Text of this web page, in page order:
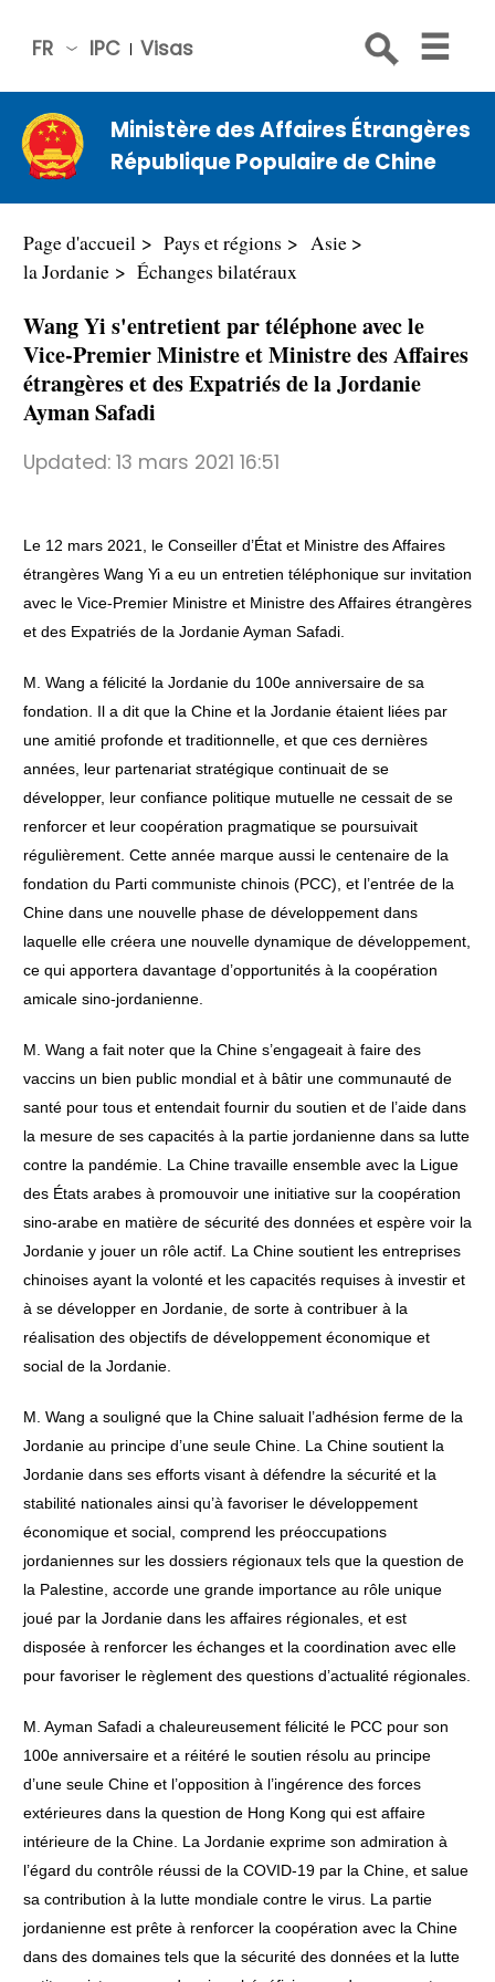
IPC Visas
FR
中文
Engli
sh
Русс
Espa
عربي
Ministère des Affaires Étrangères
République Populaire de Chine
Page d'accueil Pays et régions
Asie
la Jordanie
Échanges bilatéraux
Wang Yi s'entretient par téléphone avec le
Vice-Premier Ministre et Ministre des Affaires
étrangères et des Expatriés de la Jordanie
Ayman Safadi
Updated: 13 mars 2021 16:51
Le 12 mars 2021, le Conseiller d’État et Ministre des Affaires
étrangères Wang Yi a eu un entretien téléphonique sur invitation
avec le Vice-Premier Ministre et Ministre des Affaires étrangères
et des Expatriés de la Jordanie Ayman Safadi.
M. Wang a félicité la Jordanie du 100e anniversaire de sa
fondation. Il a dit que la Chine et la Jordanie étaient liées par
une amitié profonde et traditionnelle, et que ces dernières
années, leur partenariat stratégique continuait de se
développer, leur confiance politique mutuelle ne cessait de se
renforcer et leur coopération pragmatique se poursuivait
régulièrement. Cette année marque aussi le centenaire de la
fondation du Parti communiste chinois (PCC), et l’entrée de la
Chine dans une nouvelle phase de développement dans
laquelle elle créera une nouvelle dynamique de développement,
ce qui apportera davantage d’opportunités à la coopération
amicale sino-jordanienne.
M. Wang a fait noter que la Chine s’engageait à faire des
vaccins un bien public mondial et à bâtir une communauté de
santé pour tous et entendait fournir du soutien et de l’aide dans
la mesure de ses capacités à la partie jordanienne dans sa lutte
contre la pandémie. La Chine travaille ensemble avec la Ligue
des États arabes à promouvoir une initiative sur la coopération
sino-arabe en matière de sécurité des données et espère voir la
Jordanie y jouer un rôle actif. La Chine soutient les entreprises
chinoises ayant la volonté et les capacités requises à investir et
à se développer en Jordanie, de sorte à contribuer à la
réalisation des objectifs de développement économique et
social de la Jordanie.
M. Wang a souligné que la Chine saluait l’adhésion ferme de la
Jordanie au principe d’une seule Chine. La Chine soutient la
Jordanie dans ses efforts visant à défendre la sécurité et la
stabilité nationales ainsi qu’à favoriser le développement
économique et social, comprend les préoccupations
jordaniennes sur les dossiers régionaux tels que la question de
la Palestine, accorde une grande importance au rôle unique
joué par la Jordanie dans les affaires régionales, et est
disposée à renforcer les échanges et la coordination avec elle
pour favoriser le règlement des questions d’actualité régionales.
M. Ayman Safadi a chaleureusement félicité le PCC pour son
100e anniversaire et a réitéré le soutien résolu au principe
d’une seule Chine et l’opposition à l’ingérence des forces
extérieures dans la question de Hong Kong qui est affaire
intérieure de la Chine. La Jordanie exprime son admiration à
l’égard du contrôle réussi de la COVID-19 par la Chine, et salue
sa contribution à la lutte mondiale contre le virus. La partie
jordanienne est prête à renforcer la coopération avec la Chine
dans des domaines tels que la sécurité des données et la lutte